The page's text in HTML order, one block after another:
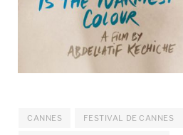
CANNES FESTIVAL DE CANNES